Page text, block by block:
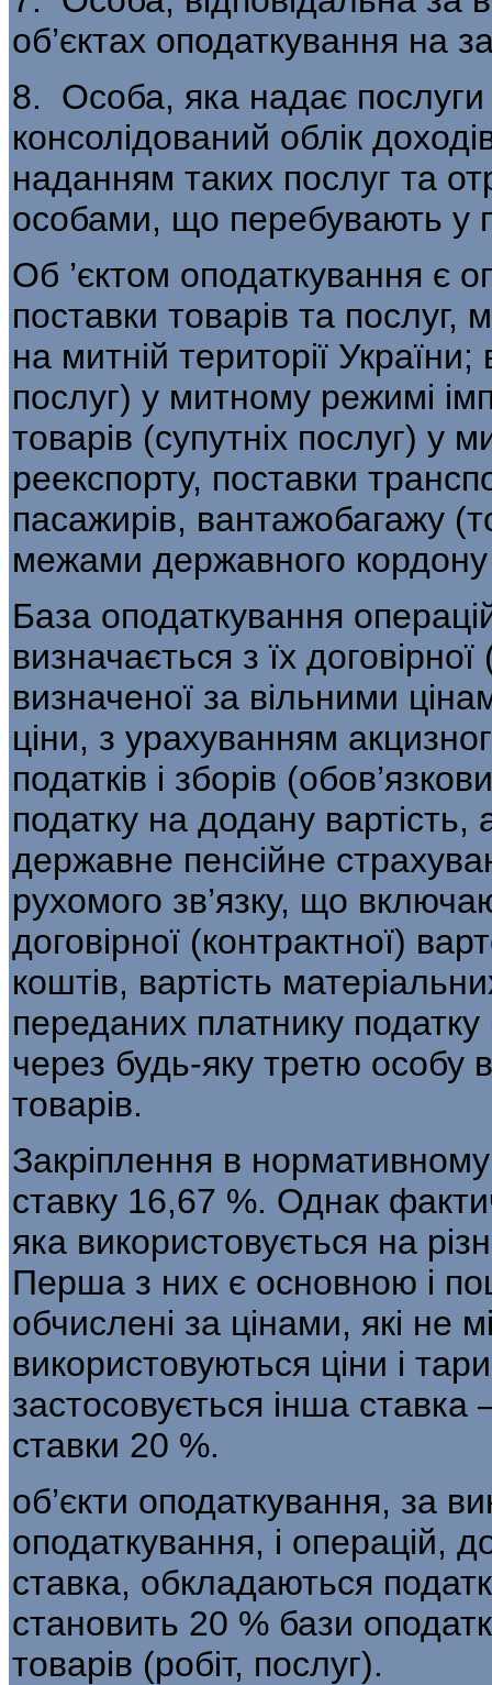
об’єктах оподаткування на
8. Особа, яка надає послуги
консолідований об­лік
наданням таких послуг та
особами, що перебувають у
Об ’єктом оподаткування є
поставки товарів та послуг,
на митній території
послуг) у митному режимі
товарів (супутніх послуг) у
реекспорту, поставки
пасажирів, вантажобагажу
межами державного кордону
База оподаткування
визна­чається з їх
визначеної за вільними
ціни, з урахуванням
податків і зборів
податку на додану вартість,
дер­жавне пенсійне
рухомого зв’язку, що
договірної (контрактної)
коштів, вартість
переданих платнику
через будь-яку третю особу
товарів.
Закріплення в нормативному
ставку 16,67 %. Однак
яка використову­ється на
Перша з них є основною і
обчислені за цінами, які не
використовуються ціни і
застосо­вується інша
ставки 20 %.
об’єкти оподаткування, за
опо­даткування, і операцій,
ставка, обкла­даються
становить 20 % бази
товарів (робіт, послуг).